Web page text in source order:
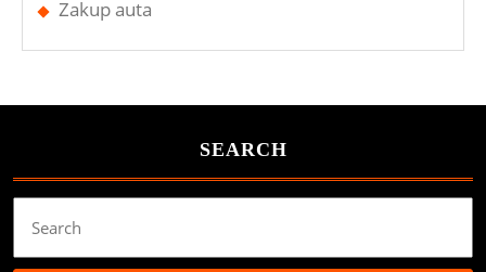
Zakup auta
SEARCH
for: